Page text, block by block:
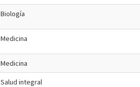
Biología
Medicina
Medicina
Salud integral